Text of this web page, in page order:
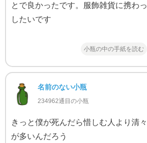
とで良かったです。服飾雑貨に携わ
したいです
小瓶の中の手紙を読む
名前のない小瓶
234962通目の小瓶
きっと僕が死んだら惜しむ人より清
が多いんだろう